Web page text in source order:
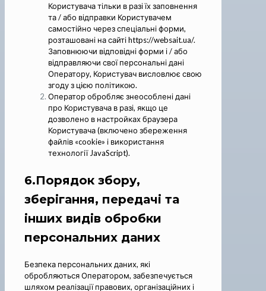
Користувача тільки в разі їх заповнення
та / або відправки Користувачем
самостійно через спеціальні форми,
розташовані на сайті https://websait.ua/.
Заповнюючи відповідні форми і / або
відправляючи свої персональні дані
Оператору, Користувач висловлює свою
згоду з цією політикою.
Оператор обробляє знеособлені дані
про Користувача в разі, якщо це
дозволено в настройках браузера
Користувача (включено збереження
файлів «cookie» і використання
технології JavaScript).
6.Порядок збору,
зберігання, передачі та
інших видів обробки
персональних даних
Безпека персональних даних, які
обробляються Оператором, забезпечується
шляхом реалізації правових, організаційних і